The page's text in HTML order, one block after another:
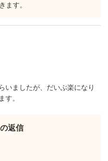
ます。
いましたが、だいぶ楽になり
す。
返信